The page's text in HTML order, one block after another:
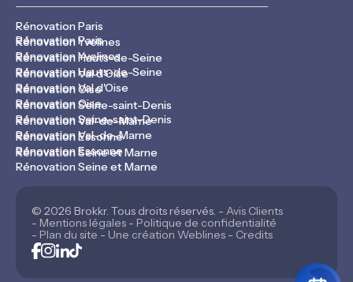
Rénovation Paris
Rénovation Paris
Rénovation Yvelines
Rénovation Yvelines
Rénovation Hauts-de-Seine
Rénovation Hauts-de-Seine
Rénovation Val d'Oise
Rénovation Val d'Oise
Rénovation Oise
Rénovation Oise
Rénovation Seine-saint-Denis
Rénovation Seine-saint-Denis
Rénovation Val-de-Marne
Rénovation Val-de-Marne
Rénovation Essonne
Rénovation Essonne
Rénovation Seine et Marne
Rénovation Seine et Marne
© 2026 Brokkr. Tous droits réservés. - Avis Clients
- Mentions légales - Politique de confidentialité
- Plan du site - Une création Weblines - Credits